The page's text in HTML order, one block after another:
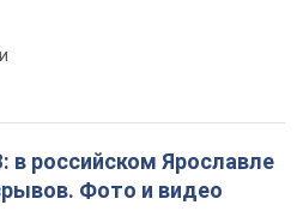
российском Ярославле
Фото и видео